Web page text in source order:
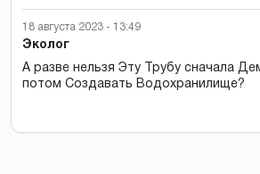
18 августа 2023 - 13:49
Эколог
А разве нельзя Эту Трубу сначала
потом Создавать Водохранилище?